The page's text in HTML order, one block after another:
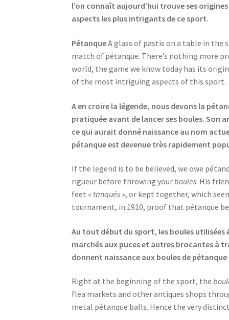
l’on connaît aujourd’hui trouve ses
aspects les plus intrigants de ce sport.
PétanqueA glass of pastis on a table in the
match of pétanque. There’s nothing more
world, the game we know today has its
of the most intriguing aspects of this sport.
A en croire la légende, nous devons la
pratiquée avant de lancer ses boules. Son
ce qui aurait donné naissance au nom
pétanque est devenue très rapidement
If the legend is to be believed, we owe
rigueur before throwing yourboules. His
feet « tanqués », or kept together, which
tournament, in 1910, proof that pétanque
Au tout début du sport, les boules utilisées
marchés aux puces et autres brocantes à
donnent naissance aux boules de
Right at the beginning of the sport, the
flea markets and other antiques shops
metal pétanque balls. Hence the very